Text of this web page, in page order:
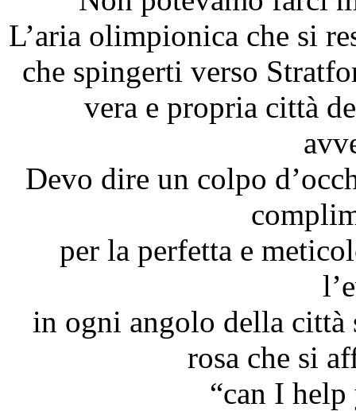
L’aria olimpionica che si
che spingerti verso
vera e propria città
Devo dire un colpo
per la perfetta e
in ogni angolo della città
rosa che si
“can I